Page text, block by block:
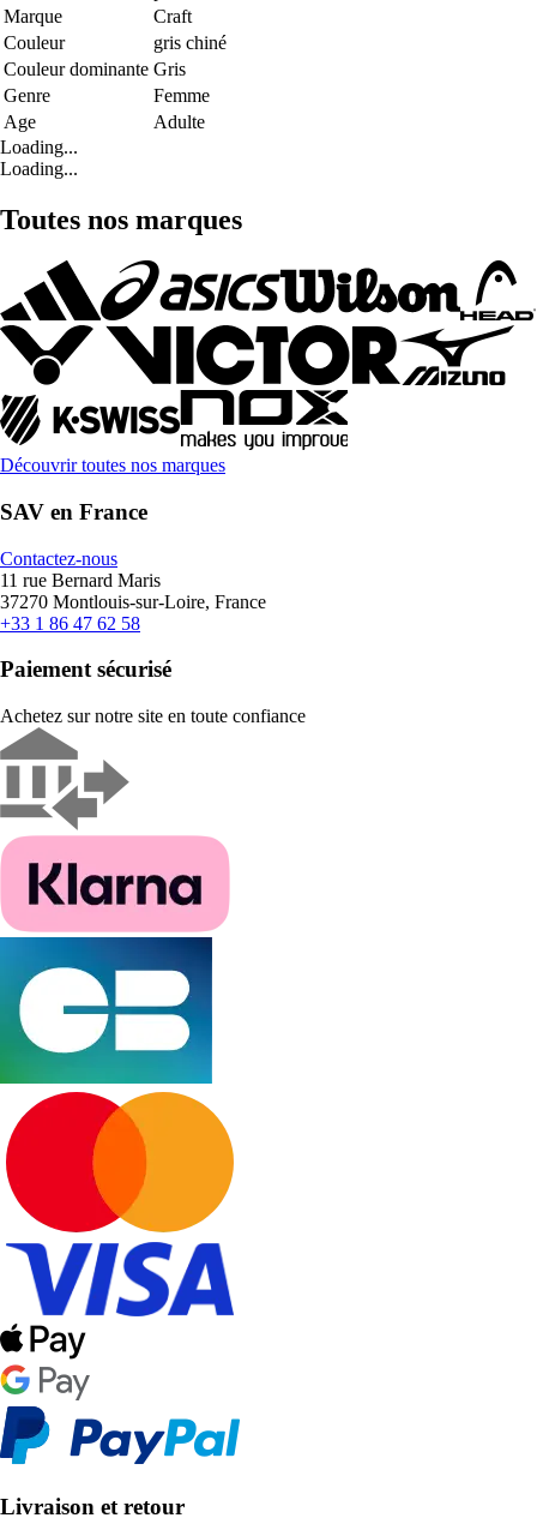
Marque
Craft
Couleur
gris chiné
Couleur dominante Gris
Genre
Femme
Age
Adulte
Loading...
Loading...
Toutes nos marques
Découvrir toutes nos marques
SAV en France
Contactez-nous
11 rue Bernard Maris
37270 Montlouis-sur-Loire, France
+33 1 86 47 62 58
Paiement sécurisé
Achetez sur notre site en toute confiance
Livraison et retour